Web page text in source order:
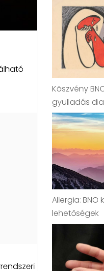
Köszvény
gyulladás
Allergia: BNO
lehetőségek